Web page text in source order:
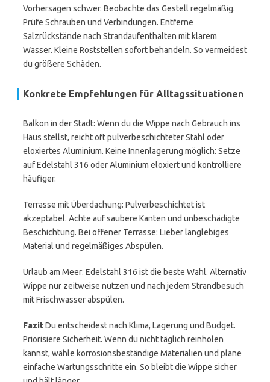
Vorhersagen schwer. Beobachte das Gestell regelmäßig.
Prüfe Schrauben und Verbindungen. Entferne
Salzrückstände nach Strandaufenthalten mit klarem
Wasser. Kleine Roststellen sofort behandeln. So vermeidest
du größere Schäden.
Konkrete Empfehlungen für Alltagssituationen
Balkon in der Stadt: Wenn du die Wippe nach Gebrauch ins
Haus stellst, reicht oft pulverbeschichteter Stahl oder
eloxiertes Aluminium. Keine Innenlagerung möglich: Setze
auf Edelstahl 316 oder Aluminium eloxiert und kontrolliere
häufiger.
Terrasse mit Überdachung: Pulverbeschichtet ist
akzeptabel. Achte auf saubere Kanten und unbeschädigte
Beschichtung. Bei offener Terrasse: Lieber langlebiges
Material und regelmäßiges Abspülen.
Urlaub am Meer: Edelstahl 316 ist die beste Wahl. Alternativ
Wippe nur zeitweise nutzen und nach jedem Strandbesuch
mit Frischwasser abspülen.
FazitDu entscheidest nach Klima, Lagerung und Budget.
Priorisiere Sicherheit. Wenn du nicht täglich reinholen
kannst, wähle korrosionsbeständige Materialien und plane
einfache Wartungsschritte ein. So bleibt die Wippe sicher